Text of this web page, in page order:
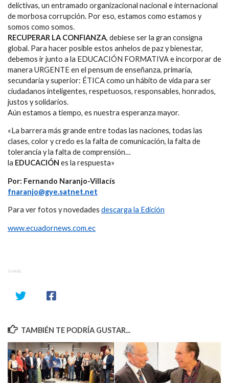
delictivas, un entramado organizacional nacional e internacional
de morbosa corrupción. Por eso, estamos como estamos y
somos como somos.
RECUPERAR LA CONFIANZA, debiese ser la gran consigna
global. Para hacer posible estos anhelos de paz y bienestar,
debemos ir junto a la EDUCACIÓN FORMATIVA e incorporar de
manera URGENTE en el pensum de enseñanza, primaria,
secundaria y superior: ÉTICA como un hábito de vida para ser
ciudadanos inteligentes, respetuosos, responsables, honrados,
justos y solidarios.
Aún estamos a tiempo, es nuestra esperanza mayor.
«La barrera más grande entre todas las naciones, todas las
clases, color y credo es la falta de comunicación, la falta de
tolerancia y la falta de comprensión…
la EDUCACIÓN es la respuesta»
Por: Fernando Naranjo-Villacís
fnaranjo@gye.satnet.net
Para ver fotos y novedades descarga la Edición
www.ecuadornews.com.ec
SHARE
TAMBIÉN TE PODRÍA GUSTAR...